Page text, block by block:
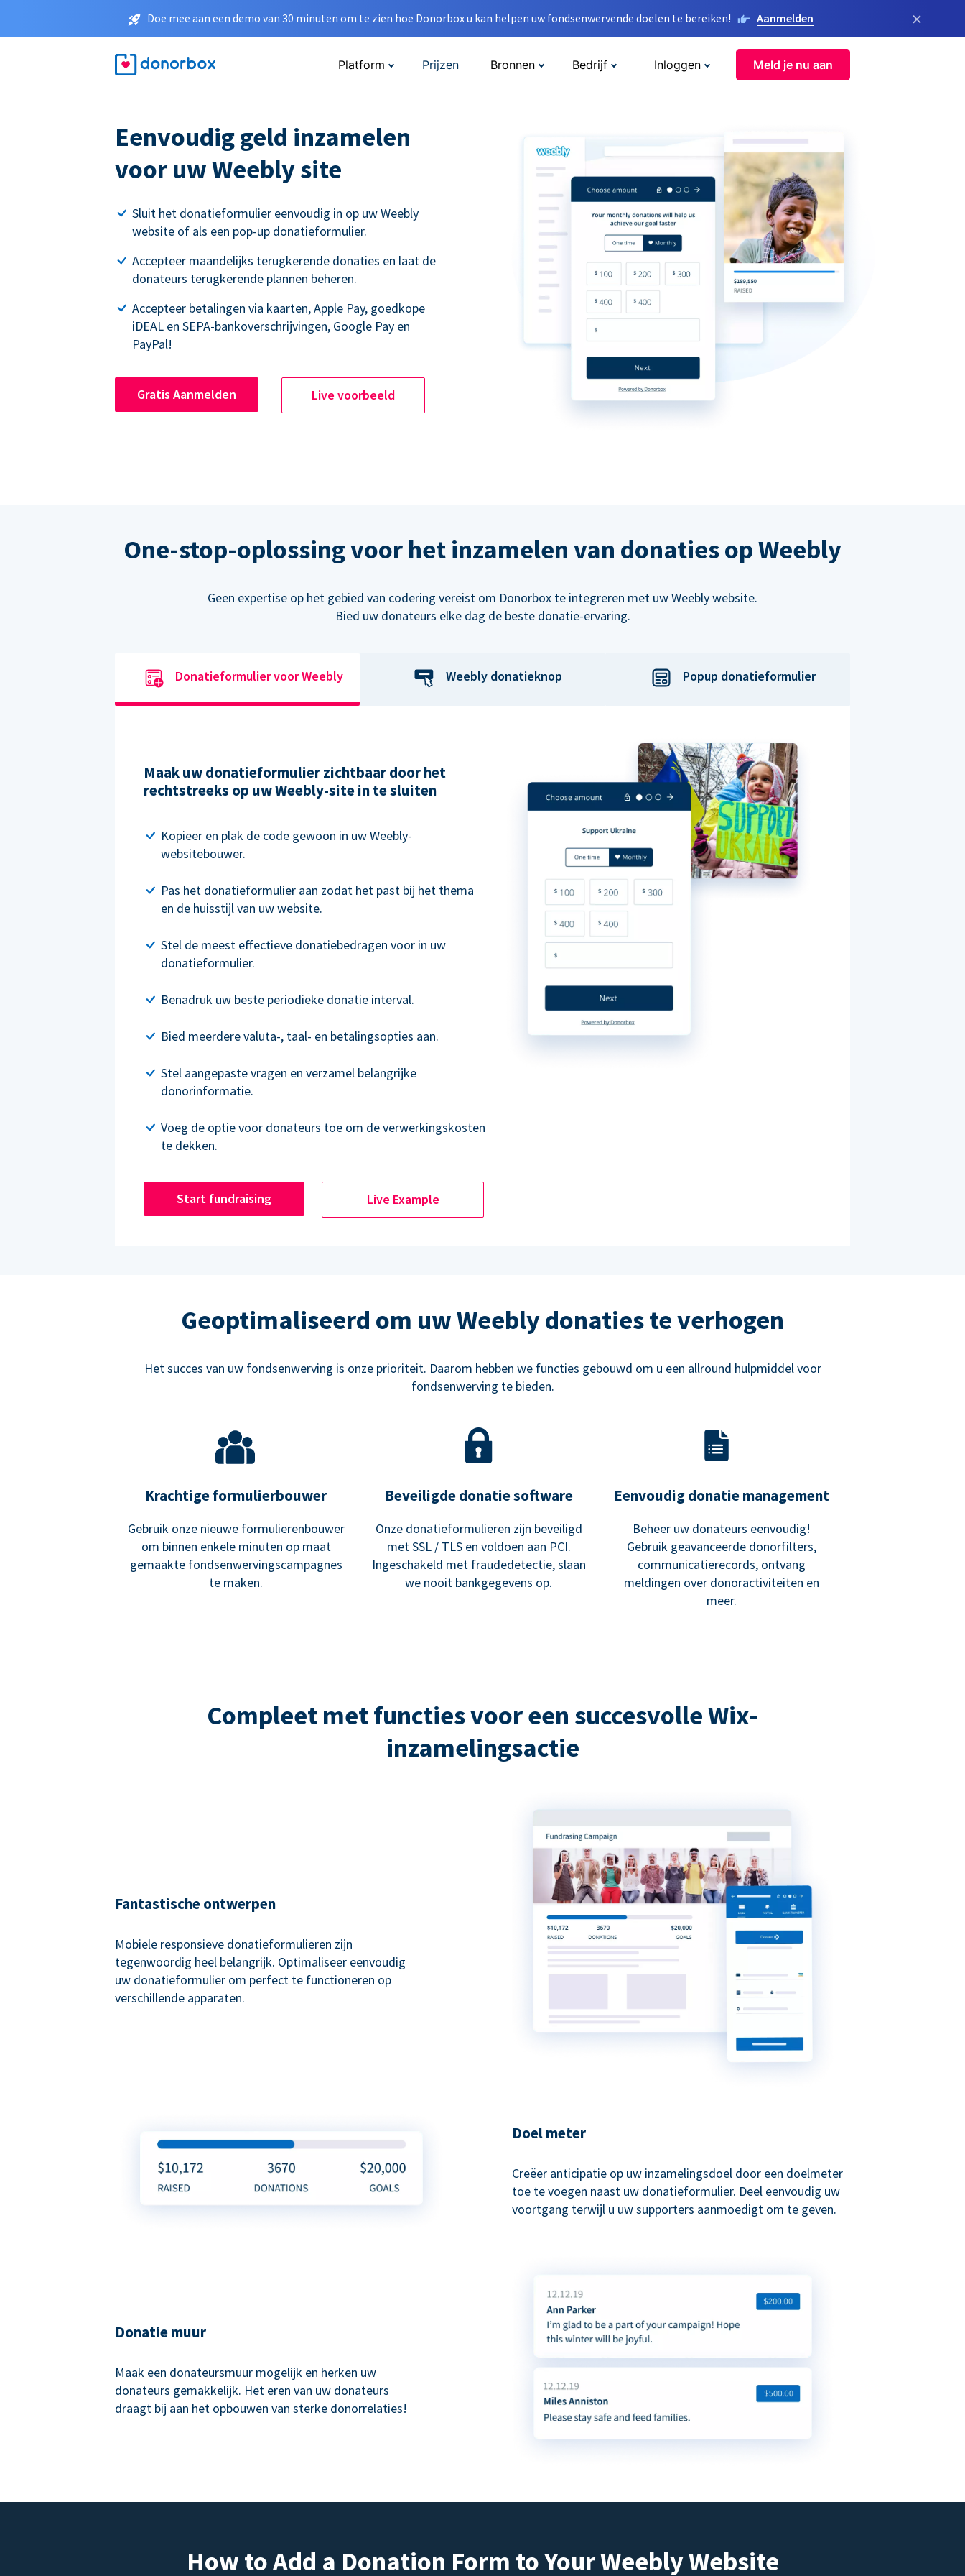
Doe mee aan een demo van 30 minuten om te zien hoe Donorbox u kan helpen uw fondsenwervende doelen te bereiken! Aanmelden ×
Platform Prijzen Bronnen Bedrijf Inloggen Meld je nu aan
Eenvoudig geld inzamelen
voor uw Weebly site
Sluit het donatieformulier eenvoudig in op uw Weebly
website of als een pop-up donatieformulier.
Accepteer maandelijks terugkerende donaties en laat de
donateurs terugkerende plannen beheren.
Accepteer betalingen via kaarten, Apple Pay, goedkope
iDEAL en SEPA-bankoverschrijvingen, Google Pay en
PayPal!
Gratis Aanmelden Live voorbeeld
One-stop-oplossing voor het inzamelen van donaties op Weebly
Geen expertise op het gebied van codering vereist om Donorbox te integreren met uw Weebly website.
Bied uw donateurs elke dag de beste donatie-ervaring.
Donatieformulier voor Weebly Weebly donatieknop Popup donatieformulier
Maak uw donatieformulier zichtbaar door het
rechtstreeks op uw Weebly-site in te sluiten
Kopieer en plak de code gewoon in uw Weebly-
websitebouwer.
Pas het donatieformulier aan zodat het past bij het thema
en de huisstijl van uw website.
Stel de meest effectieve donatiebedragen voor in uw
donatieformulier.
Benadruk uw beste periodieke donatie interval.
Bied meerdere valuta-, taal- en betalingsopties aan.
Stel aangepaste vragen en verzamel belangrijke
donorinformatie.
Voeg de optie voor donateurs toe om de verwerkingskosten
te dekken.
Start fundraising Live Example
Geoptimaliseerd om uw Weebly donaties te verhogen
Het succes van uw fondsenwerving is onze prioriteit. Daarom hebben we functies gebouwd om u een allround hulpmiddel voor
fondsenwerving te bieden.
Krachtige formulierbouwer
Gebruik onze nieuwe formulierenbouwer
om binnen enkele minuten op maat
gemaakte fondsenwervingscampagnes
te maken.
Beveiligde donatie software
Onze donatieformulieren zijn beveiligd
met SSL / TLS en voldoen aan PCI.
Ingeschakeld met fraudedetectie, slaan
we nooit bankgegevens op.
Eenvoudig donatie management
Beheer uw donateurs eenvoudig!
Gebruik geavanceerde donorfilters,
communicatierecords, ontvang
meldingen over donoractiviteiten en
meer.
Compleet met functies voor een succesvolle Wix-
inzamelingsactie
Fantastische ontwerpen
Mobiele responsieve donatieformulieren zijn
tegenwoordig heel belangrijk. Optimaliseer eenvoudig
uw donatieformulier om perfect te functioneren op
verschillende apparaten.
Doel meter
Creëer anticipatie op uw inzamelingsdoel door een doelmeter
toe te voegen naast uw donatieformulier. Deel eenvoudig uw
voortgang terwijl u uw supporters aanmoedigt om te geven.
Donatie muur
Maak een donateursmuur mogelijk en herken uw
donateurs gemakkelijk. Het eren van uw donateurs
draagt bij aan het opbouwen van sterke donorrelaties!
How to Add a Donation Form to Your Weebly Website